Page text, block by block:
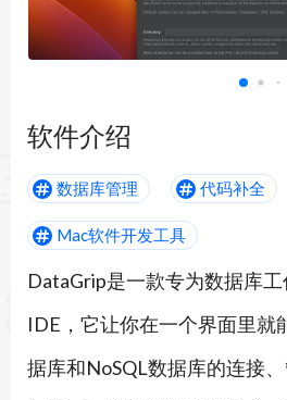
DataGrip 2026
软件介绍
数据库管理 代码补全
Mac软件开发工具
DataGrip是一款专为数据库
IDE，它让你在一个界面里就
据库和NoSQL数据库的连接、